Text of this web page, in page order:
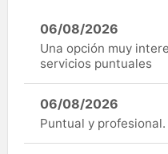
06/08/2026
Una opción muy
servicios puntuales
06/08/2026
Puntual y profesional.